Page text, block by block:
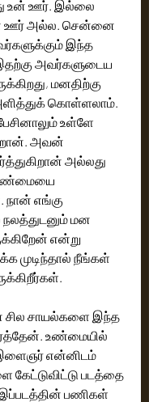
உன் ஊர். இல்லை
சென்னை
இந்த
இதற்கு அவர்களுடைய
மனதிற்கு
கொள்ளலாம்.
உள்ளே
அவன்
அல்லது
நலத்துடனும் மன
என்று
முடிந்தால் நீங்கள்
சில சாயல்களை இந்த
உண்மையில்
இளைஞர் என்னிடம்
கேட்டுவிட்டு படத்தை
பணிகள்